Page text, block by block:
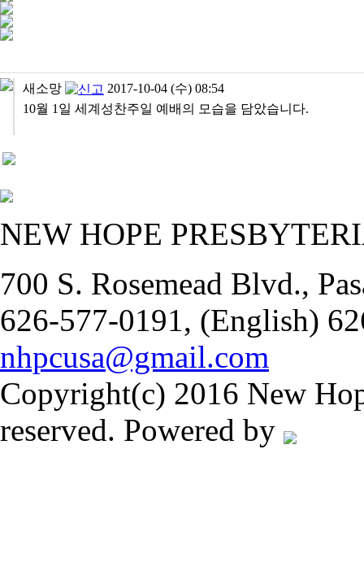
새소망
2017-10-04 (수) 08:54
10월 1일 세계성찬주일 예배의 모습을 담았습니다.
NEW HOPE
700 S. Rosemead Blvd.,
626-577-0191, (English)
nhpcusa@gmail.com
Copyright(c) 2016 New
reserved. Powered by